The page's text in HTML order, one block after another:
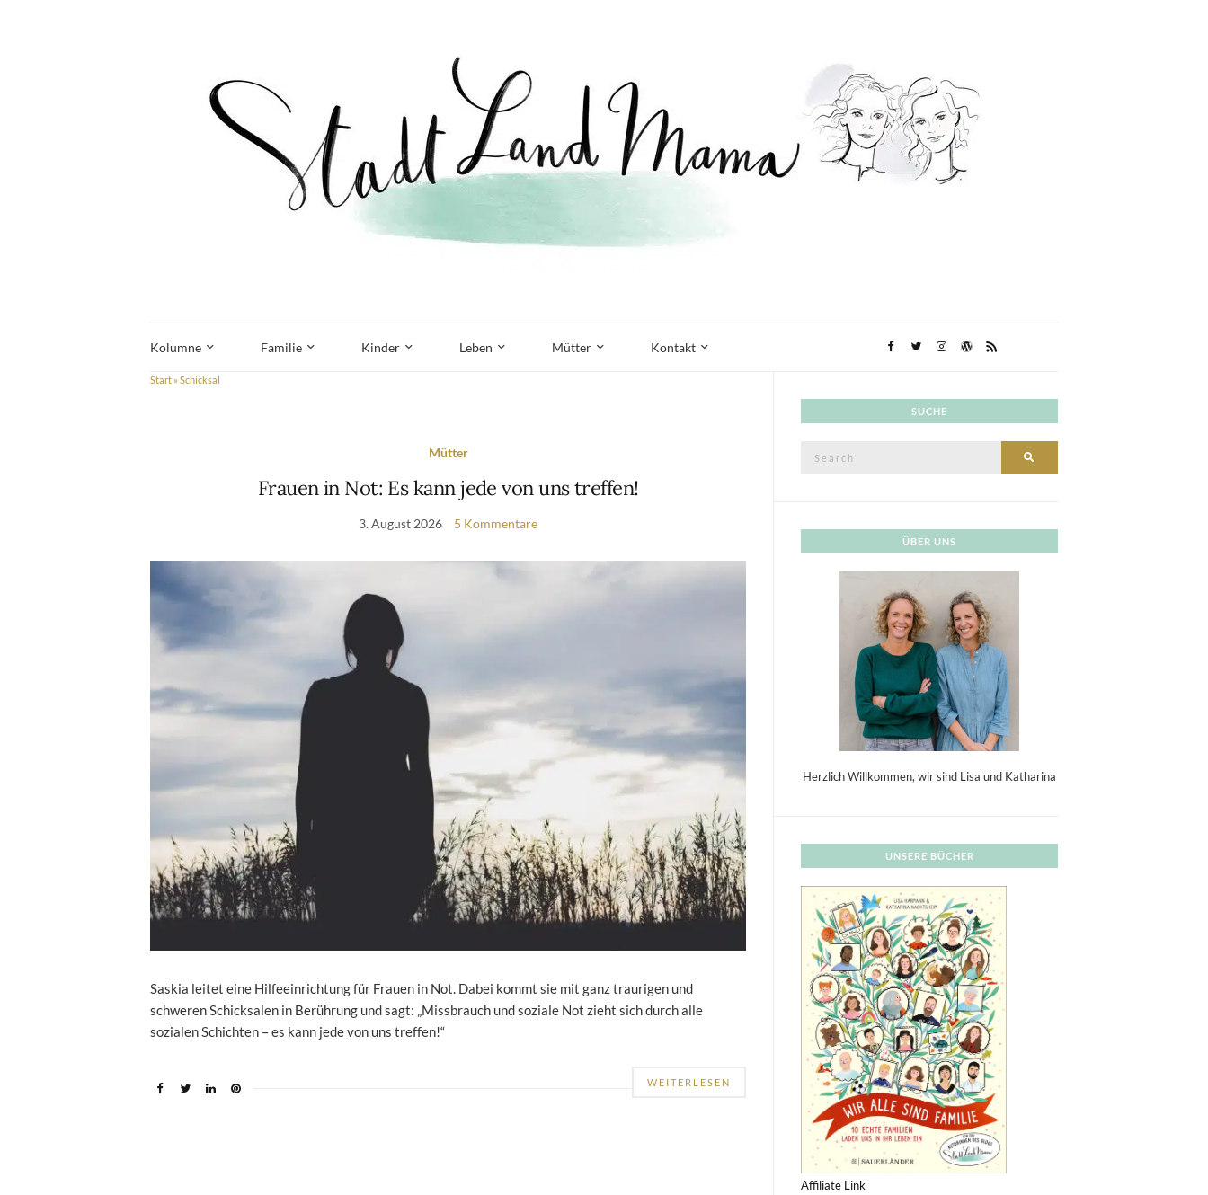
Kolumne Familie Kinder Leben Mütter Kontakt
Start » Schicksal
Mütter
Frauen in Not: Es kann jede von uns treffen!
3. August 2026 5 Kommentare
Saskia leitet eine Hilfeeinrichtung für Frauen in Not. Dabei kommt sie mit ganz traurigen und
schweren Schicksalen in Berührung und sagt: „Missbrauch und soziale Not zieht sich durch alle
sozialen Schichten – es kann jede von uns treffen!“
WEITERLESEN
SUCHE
ÜBER UNS
Herzlich Willkommen, wir sind Lisa und Katharina
UNSERE BÜCHER
Affiliate Link